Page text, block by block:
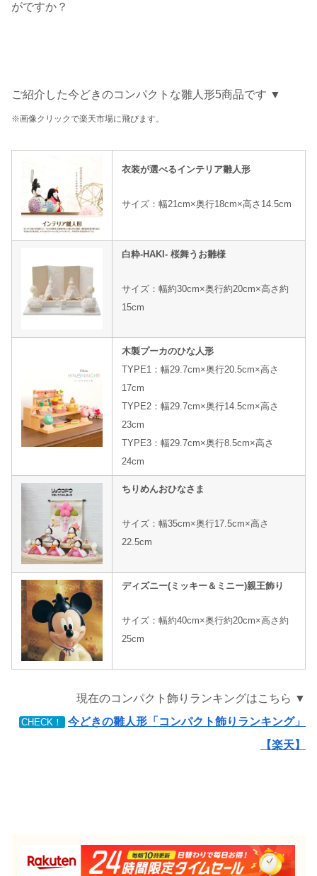
がですか？
ご紹介した今どきのコンパクトな雛人形5商品です ▼
※画像クリックで楽天市場に飛びます。
衣装が選べるインテリア雛人形
サイズ：幅21cm×奥行18cm×高さ14.5cm
白粋-HAKI- 桜舞うお雛様
サイズ：幅約30cm×奥行約20cm×高さ約
15cm
木製プーカのひな人形
TYPE1：幅29.7cm×奥行20.5cm×高さ
17cm
TYPE2：幅29.7cm×奥行14.5cm×高さ
23cm
TYPE3：幅29.7cm×奥行8.5cm×高さ
24cm
ちりめんおひなさま
サイズ：幅35cm×奥行17.5cm×高さ
22.5cm
ディズニー(ミッキー＆ミニー)親王飾り
サイズ：幅約40cm×奥行約20cm×高さ約
25cm
現在のコンパクト飾りランキングはこちら ▼
CHECK！
今どきの雛人形「コンパクト飾りランキング」
【楽天】